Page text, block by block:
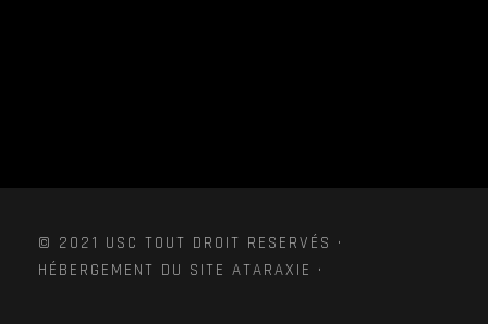
© 2021 USC TOUT DROIT RESERVÉS ·
HÉBERGEMENT DU SITE ATARAXIE ·